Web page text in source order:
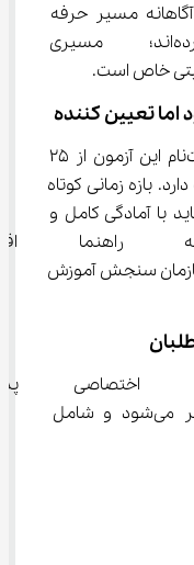
قرار می‌دهد که آگاهانه مسیر حرفه
معلمی را انتخاب
اول دی‌ماه ادامه دارد. بازه زمانی کوتاه
باید با آمادگی کامل و
راهنما
سازمان سنجش آموزش
آزمون
۱۴۰۵ هم‌زمان با آغاز ثبت‌نام منتشر می‌شود و شامل